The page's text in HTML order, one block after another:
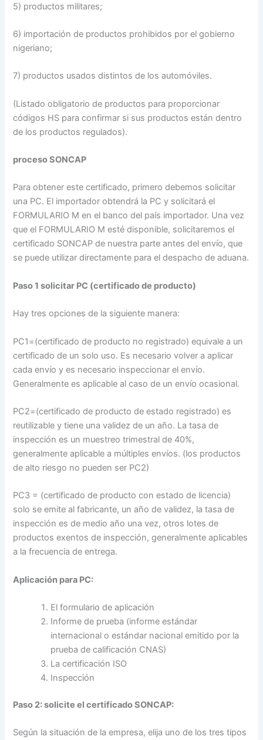
5) productos militares;
6) importación de productos prohibidos por el gobierno
nigeriano;
7) productos usados distintos de los automóviles.
(Listado obligatorio de productos para proporcionar
códigos HS para confirmar si sus productos están dentro
de los productos regulados).
proceso SONCAP
Para obtener este certificado, primero debemos solicitar
una PC. El importador obtendrá la PC y solicitará el
FORMULARIO M en el banco del país importador. Una vez
que el FORMULARIO M esté disponible, solicitaremos el
certificado SONCAP de nuestra parte antes del envío, que
se puede utilizar directamente para el despacho de aduana.
Paso 1 solicitar PC (certificado de producto)
Hay tres opciones de la siguiente manera:
PC1=(certificado de producto no registrado) equivale a un
certificado de un solo uso. Es necesario volver a aplicar
cada envío y es necesario inspeccionar el envío.
Generalmente es aplicable al caso de un envío ocasional.
PC2=(certificado de producto de estado registrado) es
reutilizable y tiene una validez de un año. La tasa de
inspección es un muestreo trimestral de 40%,
generalmente aplicable a múltiples envíos. (los productos
de alto riesgo no pueden ser PC2)
PC3 = (certificado de producto con estado de licencia)
solo se emite al fabricante, un año de validez, la tasa de
inspección es de medio año una vez, otros lotes de
productos exentos de inspección, generalmente aplicables
a la frecuencia de entrega.
Aplicación para PC:
El formulario de aplicación
Informe de prueba (informe estándar
internacional o estándar nacional emitido por la
prueba de calificación CNAS)
La certificación ISO
Inspección
Paso 2: solicite el certificado SONCAP:
Según la situación de la empresa, elija uno de los tres tipos